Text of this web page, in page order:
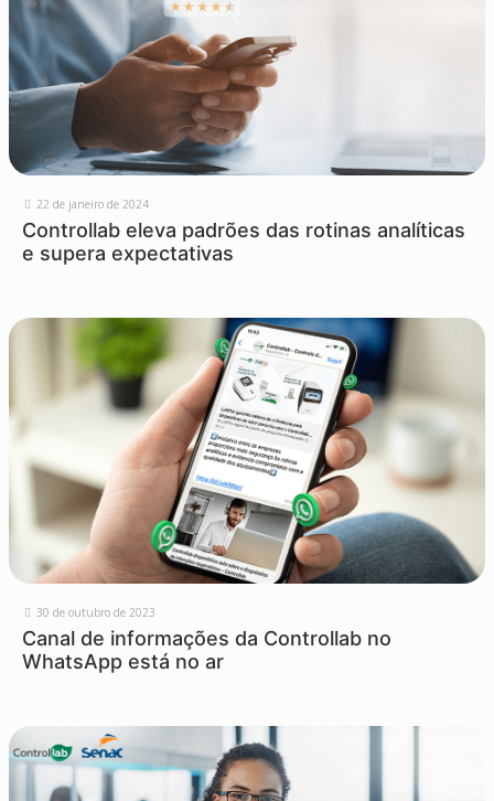
22 de janeiro de 2024
Controllab eleva padrões das rotinas analíticas
e supera expectativas
30 de outubro de 2023
Canal de informações da Controllab no
WhatsApp está no ar